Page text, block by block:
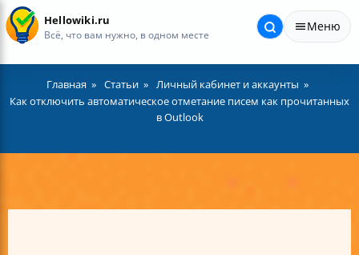
Hellowiki.ru
Всё, что вам нужно, в одном месте
Меню
Главная Статьи
Личный кабинет и аккаунты
Как отключить автоматическое отметание писем как прочитанных
в Outlook